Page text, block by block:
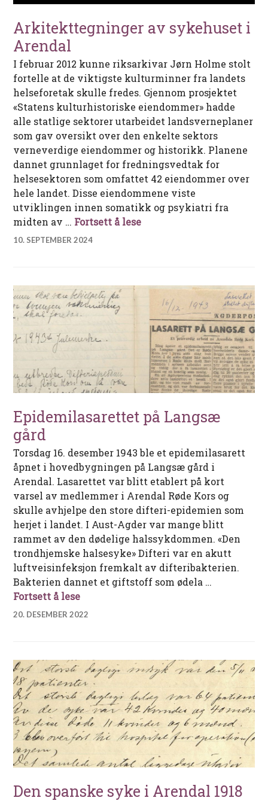
Arkitekttegninger av sykehuset i
Arendal
I februar 2012 kunne riksarkivar Jørn Holme stolt
fortelle at de viktigste kulturminner fra landets
helseforetak skulle fredes. Gjennom prosjektet
«Statens kulturhistoriske eiendommer» hadde
alle statlige sektorer utarbeidet landsverneplaner
som gav oversikt over den enkelte sektors
verneverdige eiendommer og historikk. Planene
dannet grunnlaget for fredningsvedtak for
helsesektoren som omfattet 42 eiendommer over
hele landet. Disse eiendommene viste
utviklingen innen somatikk og psykiatri fra
midten av … Fortsett å leseArkitekttegninger av
10. SEPTEMBER 2024
Epidemilasarettet på Langsæ
gård
Torsdag 16. desember 1943 ble et epidemilasarett
åpnet i hovedbygningen på Langsæ gård i
Arendal. Lasarettet var blitt etablert på kort
varsel av medlemmer i Arendal Røde Kors og
skulle avhjelpe den store difteri-epidemien som
herjet i landet. I Aust-Agder var mange blitt
rammet av den dødelige halssykdommen. «Den
trondhjemske halsesyke» Difteri var en akutt
luftveisinfeksjon fremkalt av difteribakterien.
Bakterien dannet et giftstoff som ødela …
Fortsett å leseEpidemilasarettet på Langsæ gård
20. DESEMBER 2022
Den spanske syke i Arendal 1918